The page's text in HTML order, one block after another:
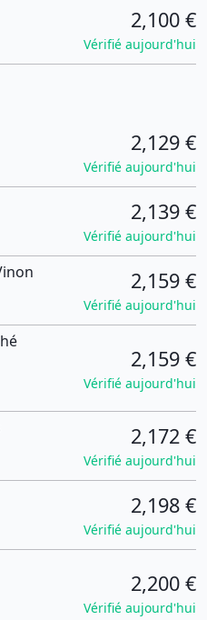
2,100 €
Vérifié aujourd'hui
2,129 €
Vérifié aujourd'hui
2,139 €
Vérifié aujourd'hui
2,159 €
Vérifié aujourd'hui
2,159 €
Vérifié aujourd'hui
2,172 €
Vérifié aujourd'hui
2,198 €
Vérifié aujourd'hui
2,200 €
Vérifié aujourd'hui